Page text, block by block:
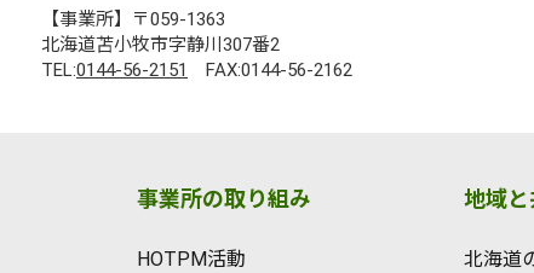
【事業所】〒059-1363
北海道苫小牧市字静川307番2
TEL:0144-56-2151 FAX:0144-56-2162
事業所の取り組み
HOTPM活動
地域と
北海道